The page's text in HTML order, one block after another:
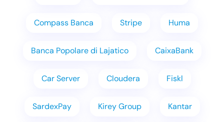
Compass Banca Stripe Huma
Banca Popolare di Lajatico CaixaBank
Car Server Cloudera Fiskl
SardexPay Kirey Group Kantar